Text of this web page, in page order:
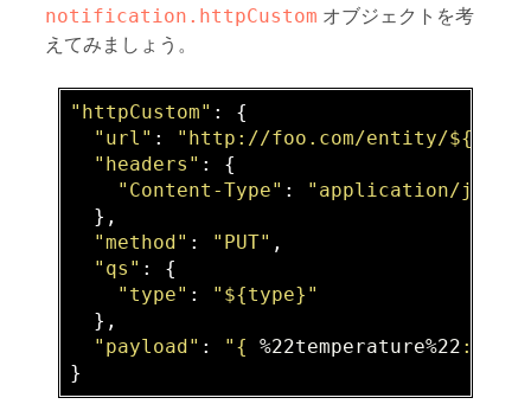
notification.httpCustom オブジェクトを考
えてみましょう。
"httpCustom" : {
"url" : "http://foo.com/entity/${id}
"headers" : {
"Content-Type" :
"application/json"
  },
"method" : "PUT" ,
"qs" : {
"type" : " ${type} "
  },
"payload" : "{ %22temperature%22 :